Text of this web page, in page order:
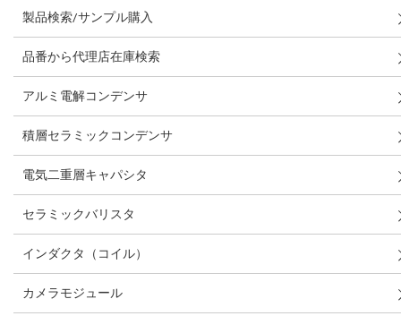
製品検索/サンプル購入
品番から代理店在庫検索
アルミ電解コンデンサ
積層セラミックコンデンサ
電気二重層キャパシタ
セラミックバリスタ
インダクタ（コイル）
カメラモジュール